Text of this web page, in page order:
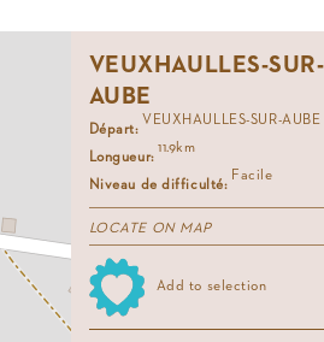
VEUXHAULLES-SUR-
AUBE
Départ:
VEUXHAULLES-SUR-AUBE
Longueur:
11.9km
Niveau de difficulté:
Facile
LOCATE ON MAP
Add to selection